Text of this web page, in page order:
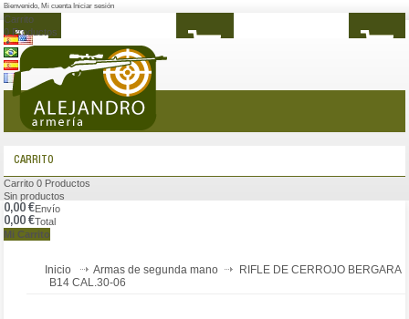
Bienvenido, Mi cuenta Iniciar sesión
Carrito
0 Productos
MENÚ
CARRITO
Carrito 0 Productos
Sin productos
0,00 €Envío
0,00 €Total
Mi Carrito
Inicio Armas de segunda mano
RIFLE DE CERROJO BERGARA
B14 CAL.30-06